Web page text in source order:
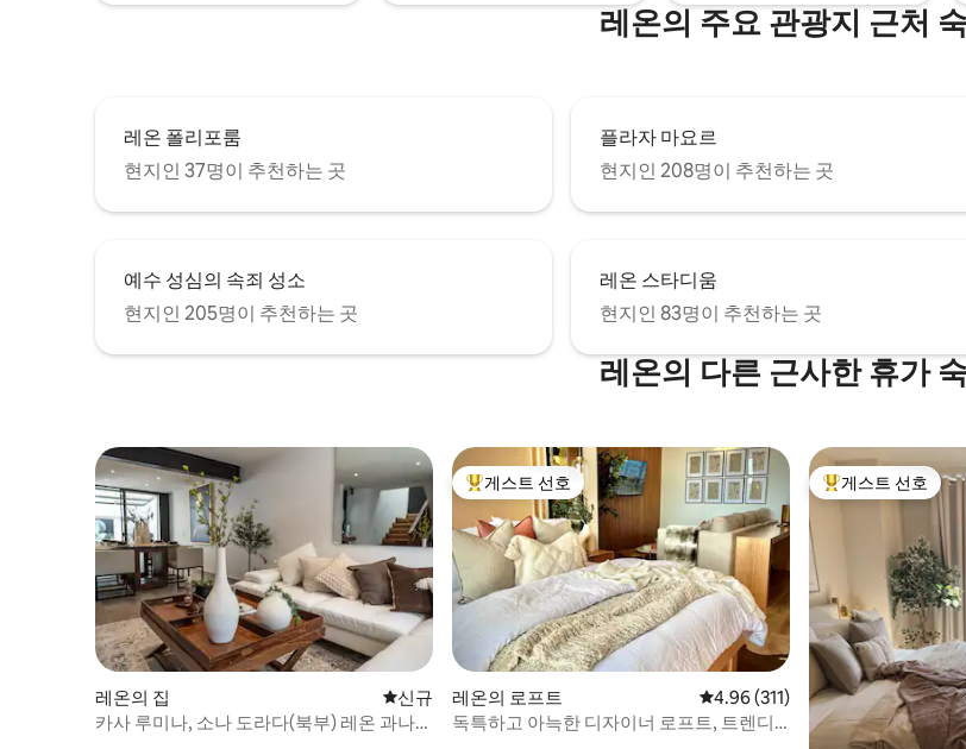
레온의 주요 관광지 근처
레온 폴리포룸
현지인 37명이 추천하는 곳
플라자 마요르
현지인 208명이 추천하는 곳
예수 성심의 속죄 성소
현지인 205명이 추천하는 곳
레온 스타디움
현지인 83명이 추천하는 곳
레온의 다른 근사한 휴가
레온의 집 신규 숙소
신규
카사 루미나, 소나 도라다(북부) 레온 과나후
상위 게스트 선호
게스트 선호
레온의 로프트 평점 4.96점(5점 만점), 후기 311개
4.96 (311)
독특하고 아늑한 디자이너 로프트, 트렌디
상위 게스트 선호
게스트 선호